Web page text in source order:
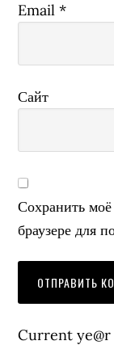
Email*
Сайт
Сохранить
браузере для
Current